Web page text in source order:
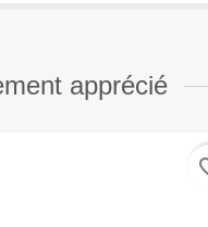
apprécié